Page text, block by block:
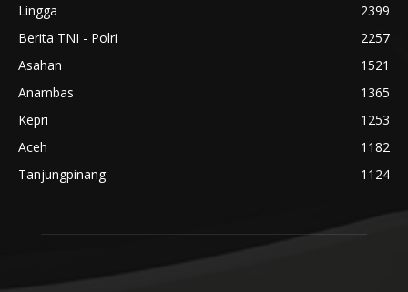
Lingga
2399
Berita TNI - Polri
2257
Asahan
1521
Anambas
1365
Kepri
1253
Aceh
1182
Tanjungpinang
1124